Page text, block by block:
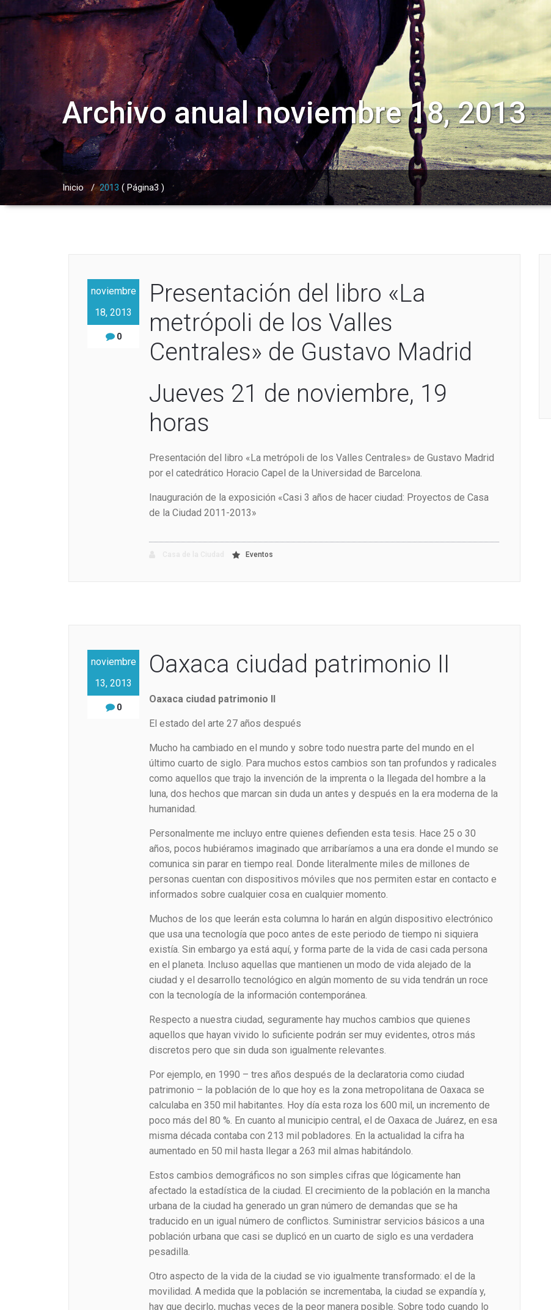
Archivo anual noviembre 18, 2013
Inicio/2013 ( Página3 )
noviembre
18, 2013
0
Presentación del libro «La
metrópoli de los Valles
Centrales» de Gustavo Madrid
Jueves 21 de noviembre, 19
horas
Presentación del libro «La metrópoli de los Valles Centrales» de Gustavo Madrid
por el catedrático Horacio Capel de la Universidad de Barcelona.
Inauguración de la exposición «Casi 3 años de hacer ciudad: Proyectos de Casa
de la Ciudad 2011-2013»
Eventos
noviembre
13, 2013
0
Oaxaca ciudad patrimonio II
Oaxaca ciudad patrimonio II
El estado del arte 27 años después
Mucho ha cambiado en el mundo y sobre todo nuestra parte del mundo en el
último cuarto de siglo. Para muchos estos cambios son tan profundos y radicales
como aquellos que trajo la invención de la imprenta o la llegada del hombre a la
luna, dos hechos que marcan sin duda un antes y después en la era moderna de la
humanidad.
Personalmente me incluyo entre quienes defienden esta tesis. Hace 25 o 30
años, pocos hubiéramos imaginado que arribaríamos a una era donde el mundo se
comunica sin parar en tiempo real. Donde literalmente miles de millones de
personas cuentan con dispositivos móviles que nos permiten estar en contacto e
informados sobre cualquier cosa en cualquier momento.
Muchos de los que leerán esta columna lo harán en algún dispositivo electrónico
que usa una tecnología que poco antes de este periodo de tiempo ni siquiera
existía. Sin embargo ya está aquí, y forma parte de la vida de casi cada persona
en el planeta. Incluso aquellas que mantienen un modo de vida alejado de la
ciudad y el desarrollo tecnológico en algún momento de su vida tendrán un roce
con la tecnología de la información contemporánea.
Respecto a nuestra ciudad, seguramente hay muchos cambios que quienes
aquellos que hayan vivido lo suficiente podrán ser muy evidentes, otros más
discretos pero que sin duda son igualmente relevantes.
Por ejemplo, en 1990 – tres años después de la declaratoria como ciudad
patrimonio – la población de lo que hoy es la zona metropolitana de Oaxaca se
calculaba en 350 mil habitantes. Hoy día esta roza los 600 mil, un incremento de
poco más del 80 %. En cuanto al municipio central, el de Oaxaca de Juárez, en esa
misma década contaba con 213 mil pobladores. En la actualidad la cifra ha
aumentado en 50 mil hasta llegar a 263 mil almas habitándolo.
Estos cambios demográficos no son simples cifras que lógicamente han
afectado la estadística de la ciudad. El crecimiento de la población en la mancha
urbana de la ciudad ha generado un gran número de demandas que se ha
traducido en un igual número de conflictos. Suministrar servicios básicos a una
población urbana que casi se duplicó en un cuarto de siglo es una verdadera
pesadilla.
Otro aspecto de la vida de la ciudad se vio igualmente transformado: el de la
movilidad. A medida que la población se incrementaba, la ciudad se expandía y,
hay que decirlo, muchas veces de la peor manera posible. Sobre todo cuando lo